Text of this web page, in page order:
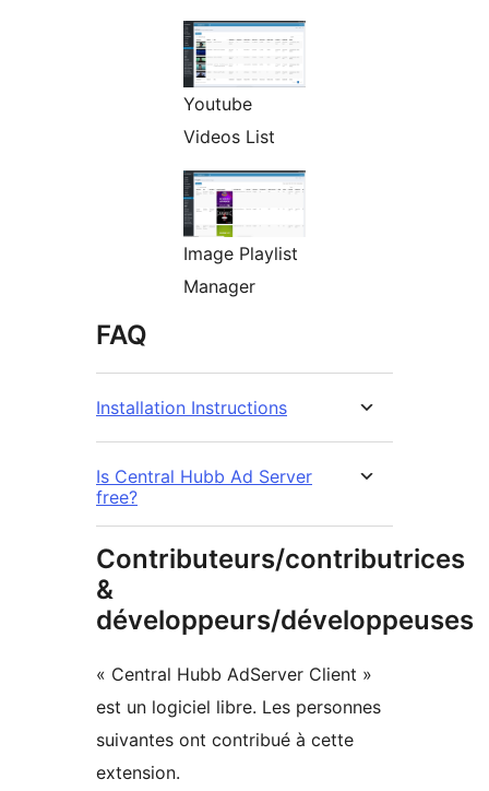
Youtube
Videos List
Image Playlist
Manager
FAQ
Installation Instructions
Is Central Hubb Ad Server
free?
Contributeurs/contributrices
&
développeurs/développeuses
« Central Hubb AdServer Client »
est un logiciel libre. Les personnes
suivantes ont contribué à cette
extension.